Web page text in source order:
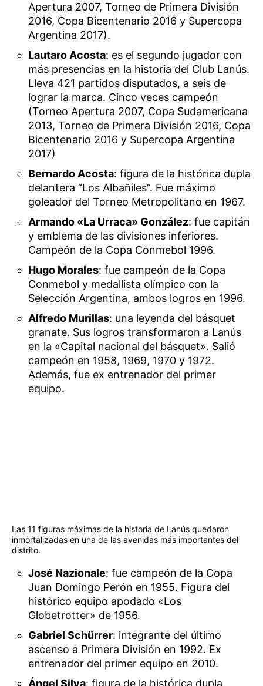
Apertura 2007, Torneo de Primera División
2016, Copa Bicentenario 2016 y Supercopa
Argentina 2017).
Lautaro Acosta: es el segundo jugador con
más presencias en la historia del Club Lanús.
Lleva 421 partidos disputados, a seis de
lograr la marca. Cinco veces campeón
(Torneo Apertura 2007, Copa Sudamericana
2013, Torneo de Primera División 2016, Copa
Bicentenario 2016 y Supercopa Argentina
2017)
Bernardo Acosta: figura de la histórica dupla
delantera “Los Albañiles”. Fue máximo
goleador del Torneo Metropolitano en 1967.
Armando «La Urraca» González: fue capitán
y emblema de las divisiones inferiores.
Campeón de la Copa Conmebol 1996.
Hugo Morales: fue campeón de la Copa
Conmebol y medallista olímpico con la
Selección Argentina, ambos logros en 1996.
Alfredo Murillas: una leyenda del básquet
granate. Sus logros transformaron a Lanús
en la «Capital nacional del básquet». Salió
campeón en 1958, 1969, 1970 y 1972.
Además, fue ex entrenador del primer
equipo.
Las 11 figuras máximas de la historia de Lanús quedaron
inmortalizadas en una de las avenidas más importantes del
distrito.
José Nazionale: fue campeón de la Copa
Juan Domingo Perón en 1955. Figura del
histórico equipo apodado «Los
Globetrotter» de 1956.
Gabriel Schürrer: integrante del último
ascenso a Primera División en 1992. Ex
entrenador del primer equipo en 2010.
Ángel Silva: figura de la histórica dupla